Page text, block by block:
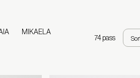
MIKAELA
74 pass